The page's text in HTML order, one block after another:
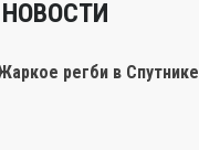
регби в Спутнике